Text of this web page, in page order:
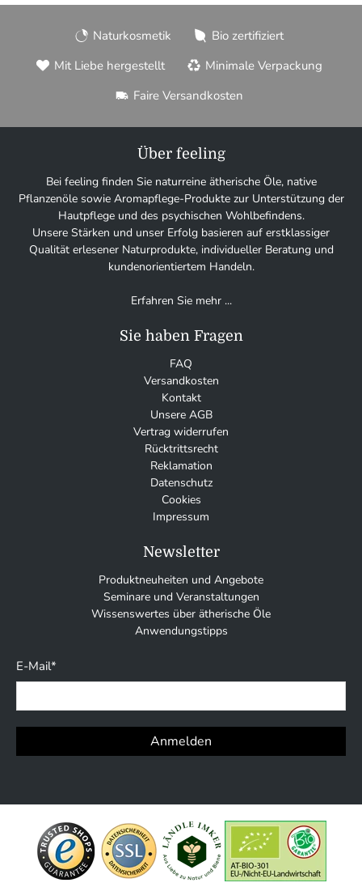
Naturkosmetik
Bio zertifiziert
Mit Liebe hergestellt
Minimale Verpackung
Faire Versandkosten
Über feeling
Bei feeling finden Sie naturreine ätherische Öle, native
Pflanzenöle sowie Aromapflege-Produkte zur Unterstützung der
Hautpflege und des psychischen Wohlbefindens.
Unsere Stärken und unser Erfolg basieren auf erstklassiger
Qualität erlesener Naturprodukte, individueller Beratung und
kundenorientiertem Handeln.
Erfahren Sie mehr ...
Sie haben Fragen
FAQ
Versandkosten
Kontakt
Unsere AGB
Vertrag widerrufen
Rücktrittsrecht
Reklamation
Datenschutz
Cookies
Impressum
Newsletter
Produktneuheiten und Angebote
Seminare und Veranstaltungen
Wissenswertes über ätherische Öle
Anwendungstipps
E-Mail*
Anmelden